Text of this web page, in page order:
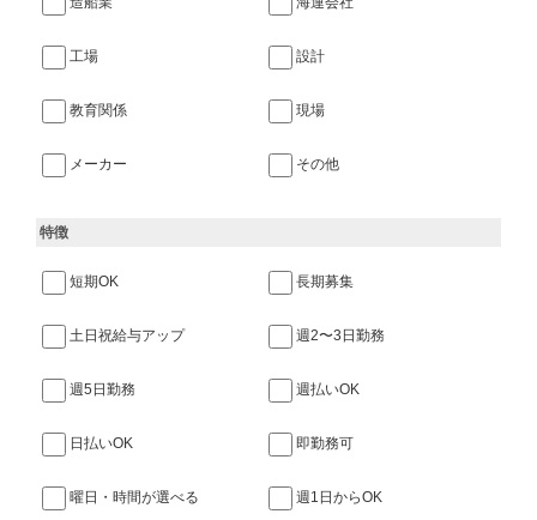
工場 設計
教育関係 現場
メーカー その他
特徴
短期OK 長期募集
土日祝給与アップ 週2〜3日勤務
週5日勤務 週払いOK
日払いOK 即勤務可
曜日・時間が選べる 週1日からOK